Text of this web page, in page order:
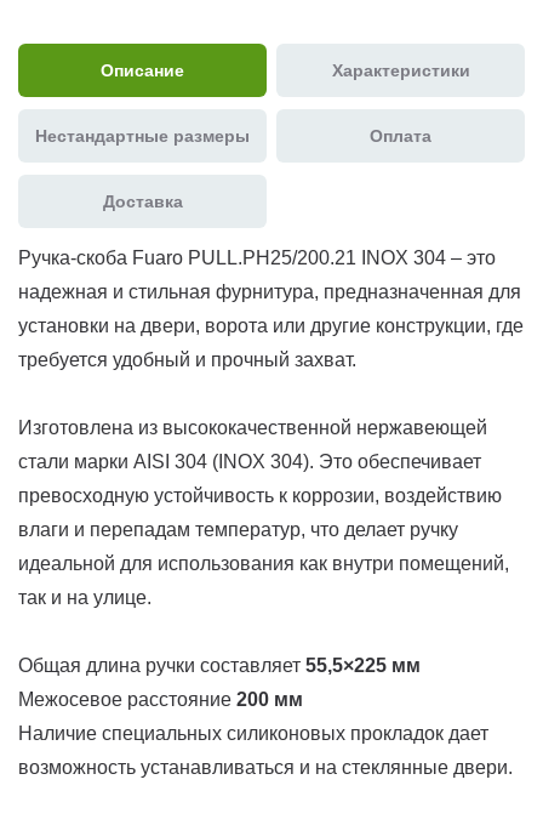
Описание Характеристики
Нестандартные размеры Оплата
Доставка
Ручка-скоба Fuaro PULL.PH25/200.21 INOX 304 – это
надежная и стильная фурнитура, предназначенная для
установки на двери, ворота или другие конструкции, где
требуется удобный и прочный захват.
Изготовлена из высококачественной нержавеющей
стали марки AISI 304 (INOX 304). Это обеспечивает
превосходную устойчивость к коррозии, воздействию
влаги и перепадам температур, что делает ручку
идеальной для использования как внутри помещений,
так и на улице.
Общая длина ручки составляет 55,5×225 мм
Межосевое расстояние 200 мм
Наличие специальных силиконовых прокладок дает
возможность устанавливаться и на стеклянные двери.